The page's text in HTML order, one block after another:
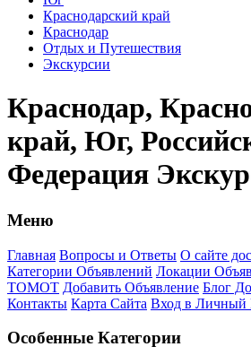
Краснодарский край
Краснодар
Отдых и Путешествия
Экскурсии
Краснодар,
край, Юг,
Федерация
Меню
Главная Вопросы и Ответы О сайте
Категории Объявлений Локации
ТОМОТ Добавить Объявление Блог
Контакты Карта Сайта Вход в Личный
Особенные Категории